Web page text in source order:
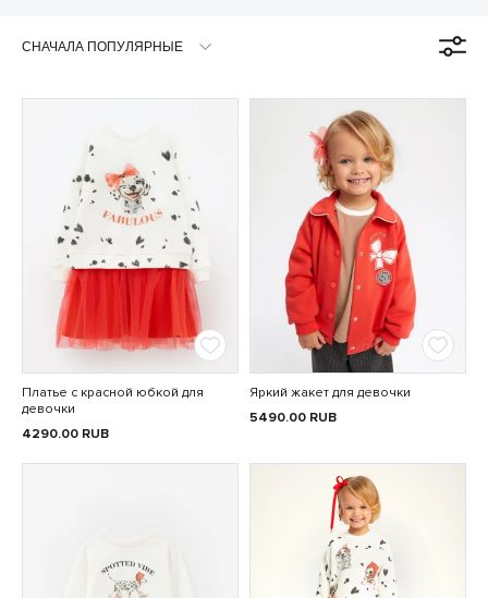
Платье с красной юбкой для
девочки
4290.00 RUB
Яркий жакет для девочки
5490.00 RUB